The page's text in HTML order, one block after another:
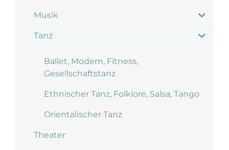
Musik
Tanz
Ballet, Modern, Fitness,
Gesellschaftstanz
Ethnischer Tanz, Folklore, Salsa, Tango
Orientalischer Tanz
Theater